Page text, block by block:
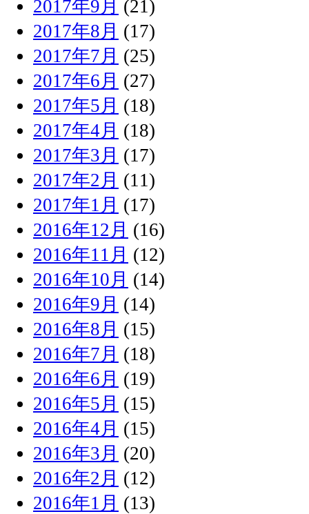
2017年9月 (21)
2017年8月 (17)
2017年7月 (25)
2017年6月 (27)
2017年5月 (18)
2017年4月 (18)
2017年3月 (17)
2017年2月 (11)
2017年1月 (17)
2016年12月 (16)
2016年11月 (12)
2016年10月 (14)
2016年9月 (14)
2016年8月 (15)
2016年7月 (18)
2016年6月 (19)
2016年5月 (15)
2016年4月 (15)
2016年3月 (20)
2016年2月 (12)
2016年1月 (13)